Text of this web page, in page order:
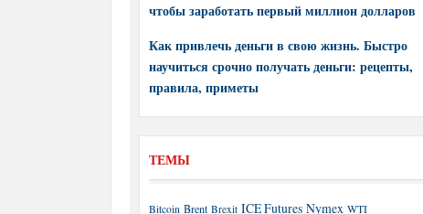
чтобы заработать первый миллион долларов
Как привлечь деньги в свою жизнь. Быстро
научиться срочно получать деньги: рецепты,
правила, приметы
ТЕМЫ
Bitcoin Brent Brexit ICE Futures Nymex WTI